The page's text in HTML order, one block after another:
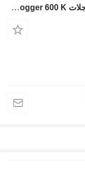
المحرك Kubota V2203 لـ جرافة ذات عجلات Mega Jogger 600 K